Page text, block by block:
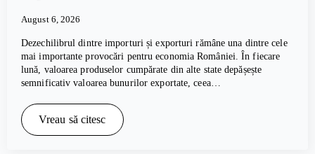
August 6, 2026
Dezechilibrul dintre importuri și exporturi rămâne una dintre cele
mai importante provocări pentru economia României. În fiecare
lună, valoarea produselor cumpărate din alte state depășește
semnificativ valoarea bunurilor exportate, ceea…
Vreau să citesc